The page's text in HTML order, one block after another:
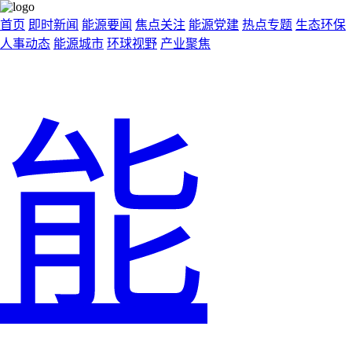
首页 即时新闻 能源要闻 焦点关注 能源党建 热点专题 生态环保
人事动态 能源城市 环球视野 产业聚焦
能